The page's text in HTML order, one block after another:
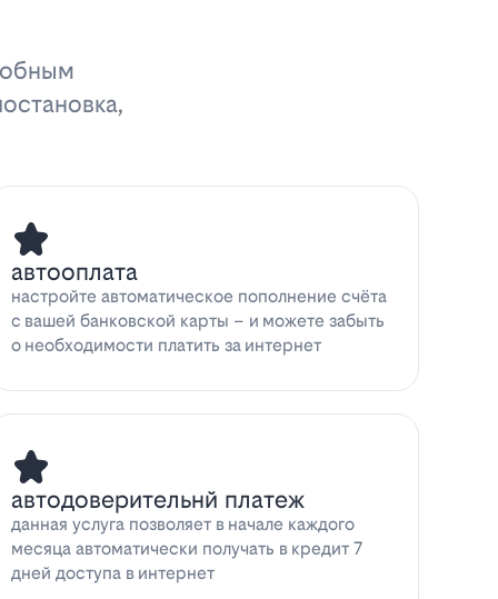
автооплата
настройте автоматическое пополнение счёта
с вашей банковской карты – и можете забыть
о необходимости платить за интернет
автодоверительнй платеж
данная услуга позволяет в начале каждого
месяца автоматически получать в кредит 7
дней доступа в интернет